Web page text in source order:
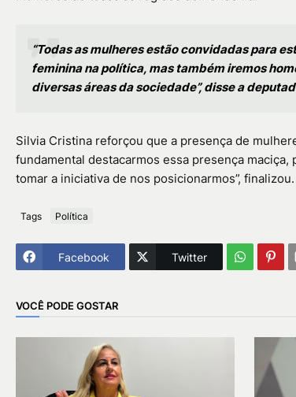
“Todas as mulheres estão convidadas para
feminina na política, mas também iremos
diversas áreas da sociedade”, disse a
Silvia Cristina reforçou que a presença de
fundamental destacarmos essa presença
tomar a iniciativa de nos posicionarmos”, finalizou.
Tags Política
Facebook Twitter
VOCÊ PODE GOSTAR